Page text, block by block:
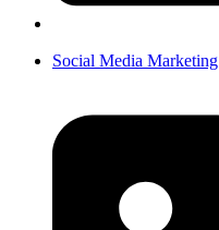
Social Media Marketing